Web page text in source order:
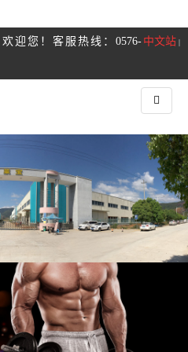
中文站 |
迎您！客服热线：0576-